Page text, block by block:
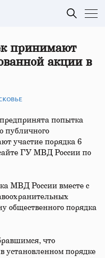
принимают
акции в
попытка
публичного
участие порядка 6
ГУ МВД России по
МВД России вместе с
общественного порядка
что
установленном порядке